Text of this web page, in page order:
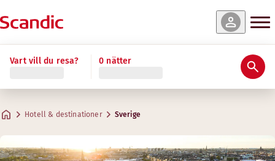
Vart vill du resa? 0 nätter
Hotell & destinationer Sverige